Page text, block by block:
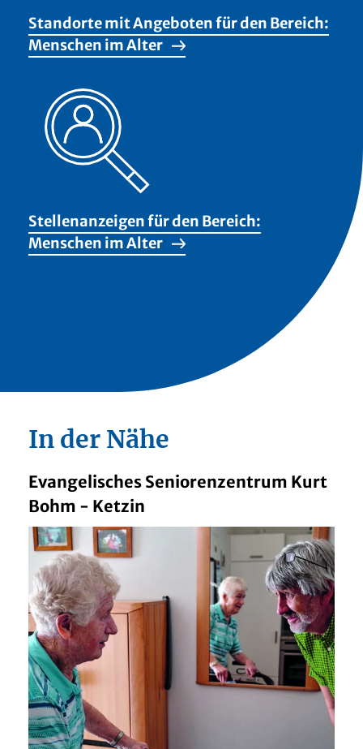
Standorte mit Angeboten für den Bereich:
Menschen im Alter
Stellenanzeigen für den Bereich:
Menschen im Alter
In der Nähe
Evangelisches Seniorenzentrum Kurt
Bohm - Ketzin